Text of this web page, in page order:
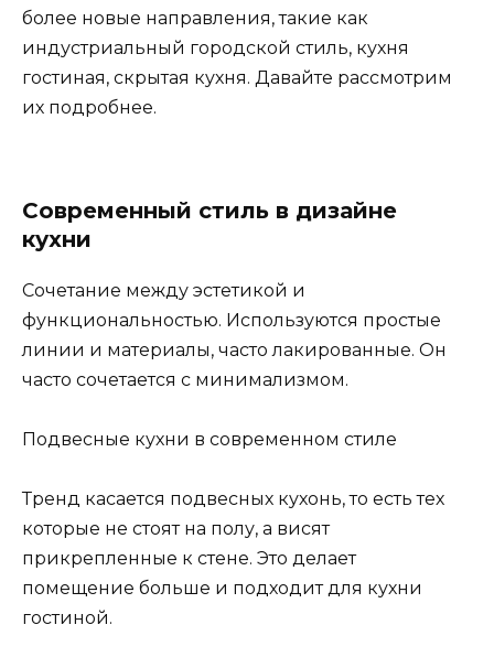
более новые направления, такие как
индустриальный городской стиль, кухня
гостиная, скрытая кухня. Давайте рассмотрим
их подробнее.
Современный стиль в дизайне
кухни
Сочетание между эстетикой и
функциональностью. Используются простые
линии и материалы, часто лакированные. Он
часто сочетается с минимализмом.
Подвесные кухни в современном стиле
Тренд касается подвесных кухонь, то есть тех
которые не стоят на полу, а висят
прикрепленные к стене. Это делает
помещение больше и подходит для кухни
гостиной.